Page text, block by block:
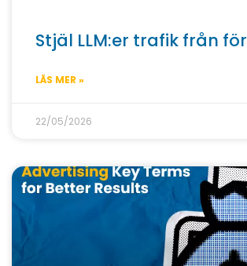
Stjäl LLM:er trafik från
LÄS MER »
22/05/2026